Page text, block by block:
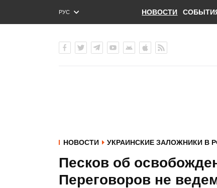
РУС
ENG
НОВОСТИ
НОВОСТИ УКРАИНСКИЕ ЗАЛОЖНИКИ В
Песков об
Переговоров не